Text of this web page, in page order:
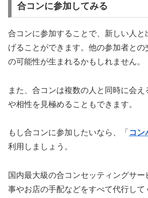
合コンに参加してみる
合コンに参加することで、新しい人と
げることができます。 他の参加者との
の可能性が生まれるかもしれません。
また、合コンは複数の人と同時に会
や相性を見極めることもできます。
もし合コンに参加したいなら、「 コン
利用しましょう。
国内最大級の合コンセッティングサ
事やお店の手配などをすべて代行して